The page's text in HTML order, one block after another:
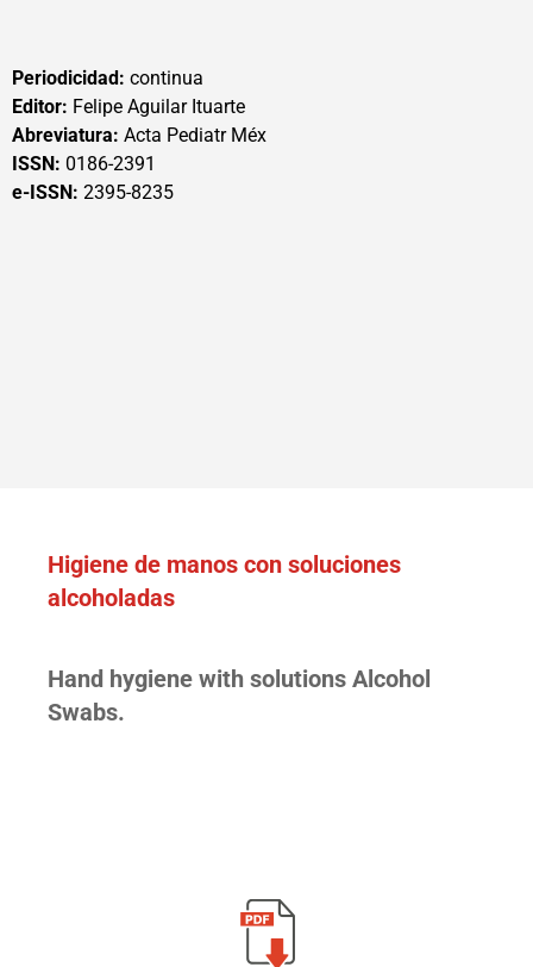
Periodicidad: continua
Editor: Felipe Aguilar Ituarte
Abreviatura: Acta Pediatr Méx
ISSN: 0186-2391
e-ISSN: 2395-8235
Higiene de manos con soluciones
alcoholadas
Hand hygiene with solutions Alcohol
Swabs.